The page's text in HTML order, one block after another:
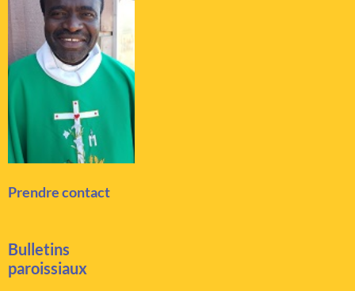
Prendre contact
Bulletins
paroissiaux